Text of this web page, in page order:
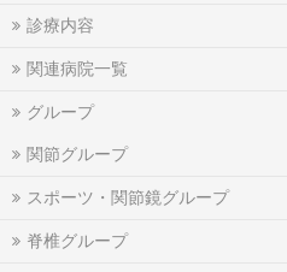
診療内容
関連病院一覧
グループ
関節グループ
スポーツ・関節鏡グループ
脊椎グループ